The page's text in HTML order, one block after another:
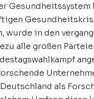
wurde in den
alle großen
als